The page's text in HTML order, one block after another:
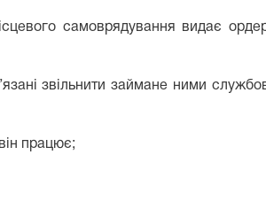
самоврядування видає
звільнити займане ними
працює;